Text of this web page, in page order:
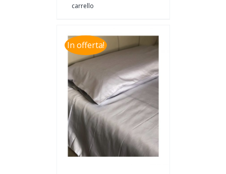
carrello
In offerta!